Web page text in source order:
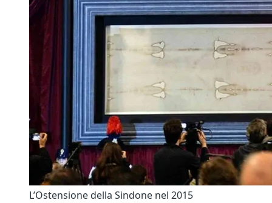
L’Ostensione della Sindone nel 2015